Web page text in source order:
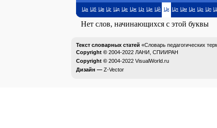
Ца Цб Цв Цг Цд Це Цж Цз Ци Цй Цк Цл Цм Цн Цо Цп
Нет слов, начинающихся с этой буквы
Текст словарных статей «Словарь педагогических
Copyright © 2004-2022 ЛАНИ, СПИИРАН
Copyright © 2004-2022 VisualWorld.ru
Дизайн — Z-Vector